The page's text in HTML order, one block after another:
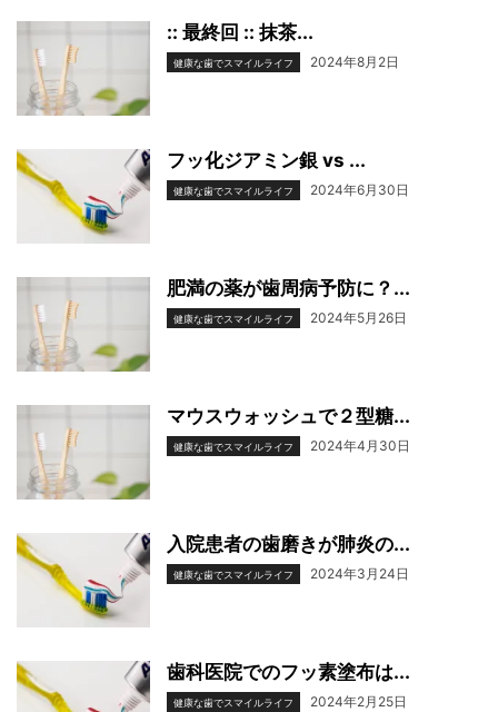
:: 最終回 :: 抹茶...
健康な歯でスマイルライフ 2024年8月2日
フッ化ジアミン銀 vs ...
健康な歯でスマイルライフ 2024年6月30日
肥満の薬が歯周病予防に？...
健康な歯でスマイルライフ 2024年5月26日
マウスウォッシュで２型糖...
健康な歯でスマイルライフ 2024年4月30日
入院患者の歯磨きが肺炎の...
健康な歯でスマイルライフ 2024年3月24日
歯科医院でのフッ素塗布は...
健康な歯でスマイルライフ 2024年2月25日